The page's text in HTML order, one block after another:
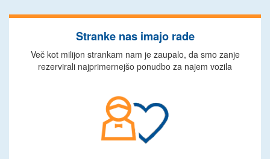
Stranke nas imajo rade
Več kot milijon strankam nam je zaupalo, da smo zanje
rezervirali najprimernejšo ponudbo za najem vozila